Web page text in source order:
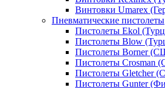
Винтовки Umarex
Пневматические пистолеты
Пистолеты Ekol
Пистолеты Blow
Пистолеты Borner
Пистолеты Crosman
Пистолеты Gletcher
Пистолеты Gunter